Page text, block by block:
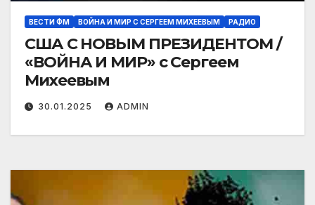
ВЕСТИ ФМ ВОЙНА И МИР С СЕРГЕЕМ МИХЕЕВЫМ РАДИО
США С НОВЫМ ПРЕЗИДЕНТОМ /
«ВОЙНА И МИР» с Сергеем
Михеевым
30.01.2025 ADMIN